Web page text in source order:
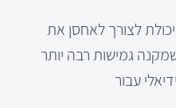
לצורך לאחסן את
גמישות רבה יותר
עבור